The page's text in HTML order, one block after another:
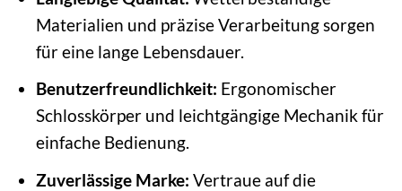
Materialien und präzise Verarbeitung sorgen
für eine lange Lebensdauer.
Benutzerfreundlichkeit: Ergonomischer
Schlosskörper und leichtgängige Mechanik für
einfache Bedienung.
Zuverlässige Marke: Vertraue auf die